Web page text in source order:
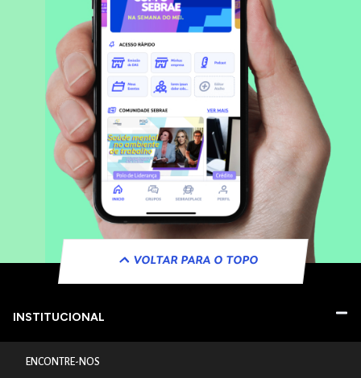
VOLTAR PARA O TOPO
INSTITUCIONAL
ENCONTRE-NOS